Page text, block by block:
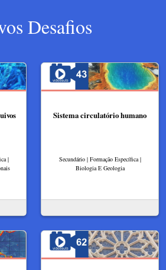
Desafios
|
Sistema circulatório humano
Secundário | Formação Específica |
Biologia E Geologia